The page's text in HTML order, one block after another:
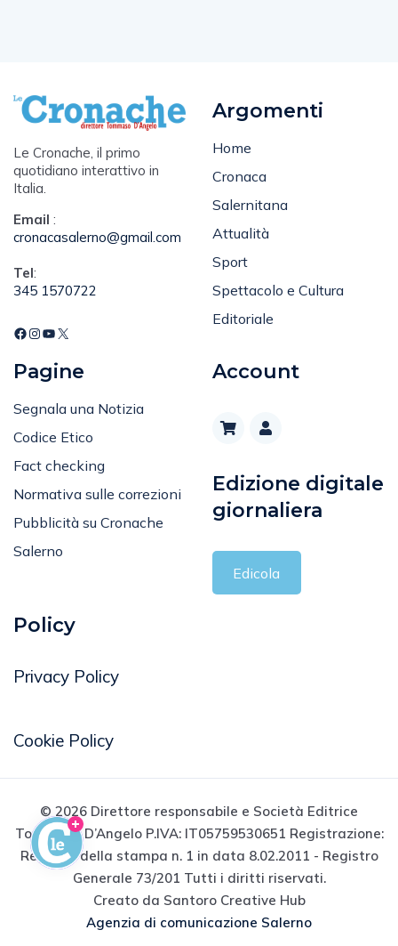
Le Cronache, il primo
quotidiano interattivo in
Italia.
Email :
cronacasalerno@gmail.com
Tel:
345 1570722
Argomenti
Home
Cronaca
Salernitana
Attualità
Sport
Spettacolo e Cultura
Editoriale
Pagine
Segnala una Notizia
Codice Etico
Fact checking
Normativa sulle correzioni
Pubblicità su Cronache
Salerno
Account
Edizione digitale
giornaliera
Edicola
Policy
Privacy Policy
Cookie Policy
© 2026 Direttore responsabile e Società Editrice
Tommaso D’Angelo P.IVA: IT05759530651 Registrazione:
Registro della stampa n. 1 in data 8.02.2011 - Registro
Generale 73/201 Tutti i diritti riservati.
Creato da Santoro Creative Hub
Agenzia di comunicazione Salerno